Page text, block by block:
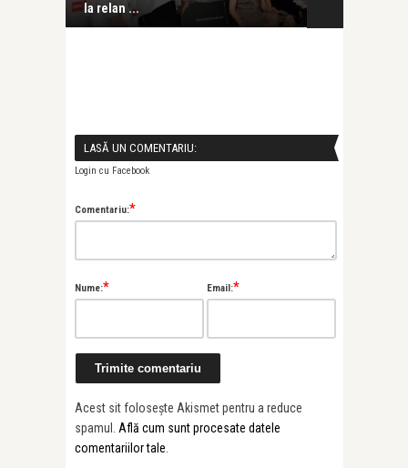
la relan ...
LASĂ UN COMENTARIU:
Login cu Facebook
Comentariu:*
Nume:* Email:*
Acest sit folosește Akismet pentru a reduce
spamul. Află cum sunt procesate datele
comentariilor tale